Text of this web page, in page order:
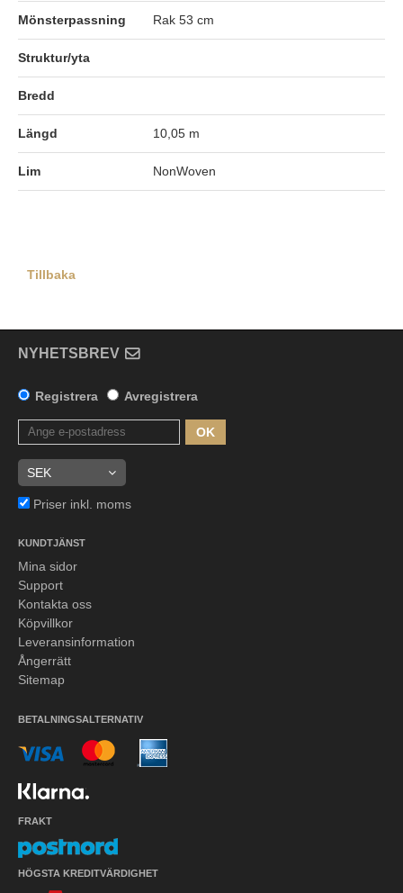
Mönsterpassning Rak 53 cm
Struktur/yta
Bredd
Längd 10,05 m
Lim NonWoven
Tillbaka
NYHETSBREV
Registrera Avregistrera
OK
Priser inkl. moms
KUNDTJÄNST
Mina sidor
Support
Kontakta oss
Köpvillkor
Leveransinformation
Ångerrätt
Sitemap
BETALNINGSALTERNATIV
FRAKT
HÖGSTA KREDITVÄRDIGHET